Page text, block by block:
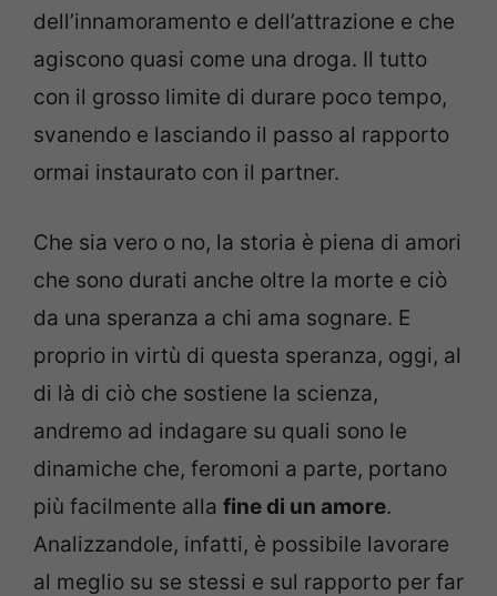
dell’innamoramento e dell’attrazione e che
agiscono quasi come una droga. Il tutto
con il grosso limite di durare poco tempo,
svanendo e lasciando il passo al rapporto
ormai instaurato con il partner.
Che sia vero o no, la storia è piena di amori
che sono durati anche oltre la morte e ciò
da una speranza a chi ama sognare. E
proprio in virtù di questa speranza, oggi, al
di là di ciò che sostiene la scienza,
andremo ad indagare su quali sono le
dinamiche che, feromoni a parte, portano
più facilmente alla fine di un amore.
Analizzandole, infatti, è possibile lavorare
al meglio su se stessi e sul rapporto per far